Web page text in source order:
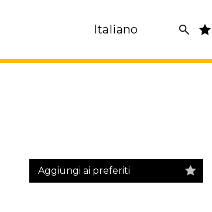
Italiano
Aggiungi ai preferiti